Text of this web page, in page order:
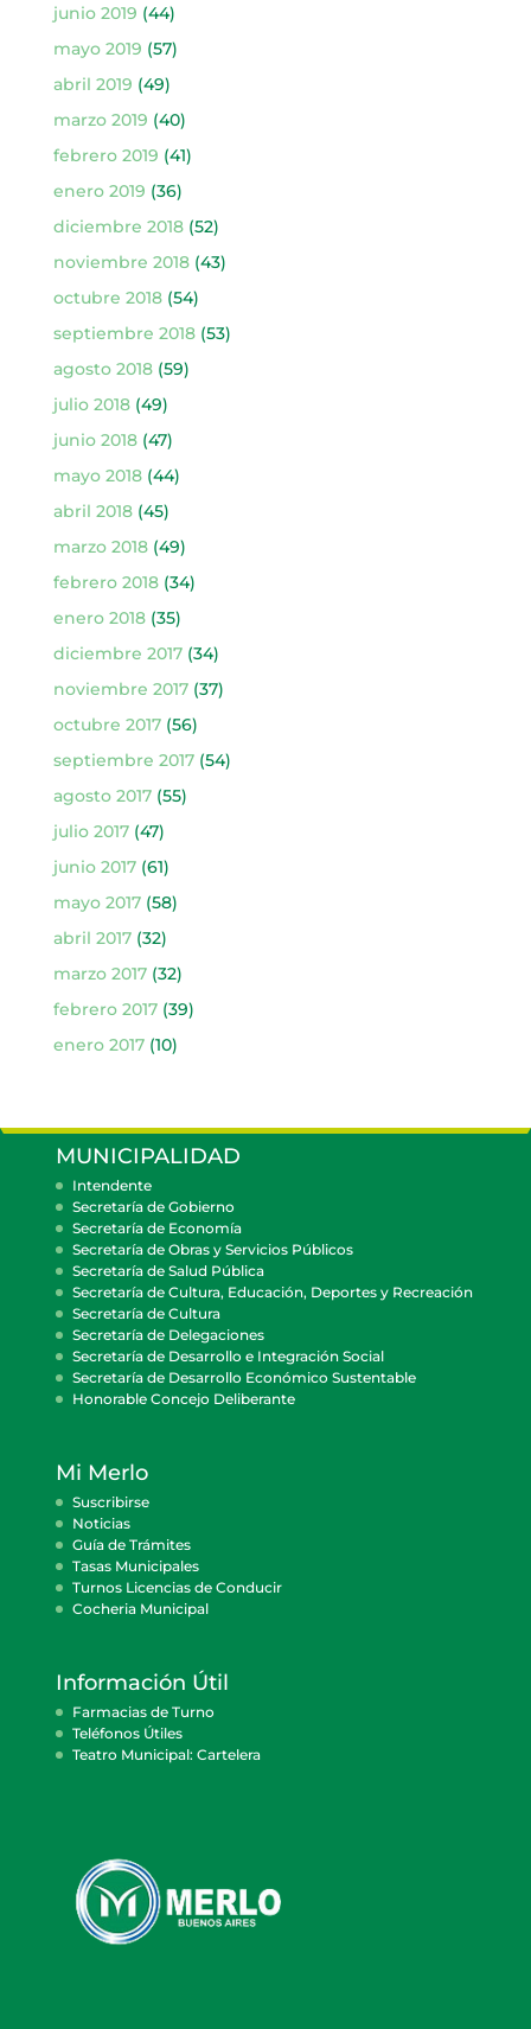
junio 2019 (44)
mayo 2019 (57)
abril 2019 (49)
marzo 2019 (40)
febrero 2019 (41)
enero 2019 (36)
diciembre 2018(52)
noviembre 2018(43)
octubre 2018(54)
septiembre 2018(53)
agosto 2018(59)
julio 2018(49)
junio 2018(47)
mayo 2018(44)
abril 2018(45)
marzo 2018(49)
febrero 2018(34)
enero 2018(35)
diciembre 2017(34)
noviembre 2017(37)
octubre 2017(56)
septiembre 2017(54)
agosto 2017(55)
julio 2017(47)
junio 2017(61)
mayo 2017(58)
abril 2017(32)
marzo 2017(32)
febrero 2017(39)
enero 2017(10)
MUNICIPALIDAD
Intendente
Secretaría de Gobierno
Secretaría de Economía
Secretaría de Obras y Servicios Públicos
Secretaría de Salud Pública
Secretaría de Cultura, Educación, Deportes y Recreación
Secretaría de Cultura
Secretaría de Delegaciones
Secretaría de Desarrollo e Integración Social
Secretaría de Desarrollo Económico Sustentable
Honorable Concejo Deliberante
Mi Merlo
Suscribirse
Noticias
Guía de Trámites
Tasas Municipales
Turnos Licencias de Conducir
Cocheria Municipal
Información Útil
Farmacias de Turno
Teléfonos Útiles
Teatro Municipal: Cartelera